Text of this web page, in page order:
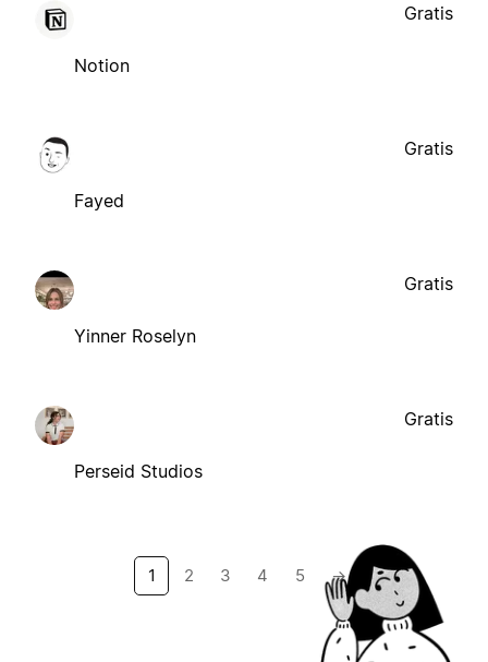
Notion
Gratis
Fayed
Gratis
Yinner Roselyn
Gratis
Perseid Studios
Gratis
1 2 3 4 5 →